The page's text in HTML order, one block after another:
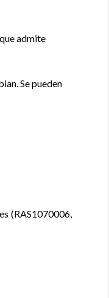
admite
Se pueden
(RAS1070006,